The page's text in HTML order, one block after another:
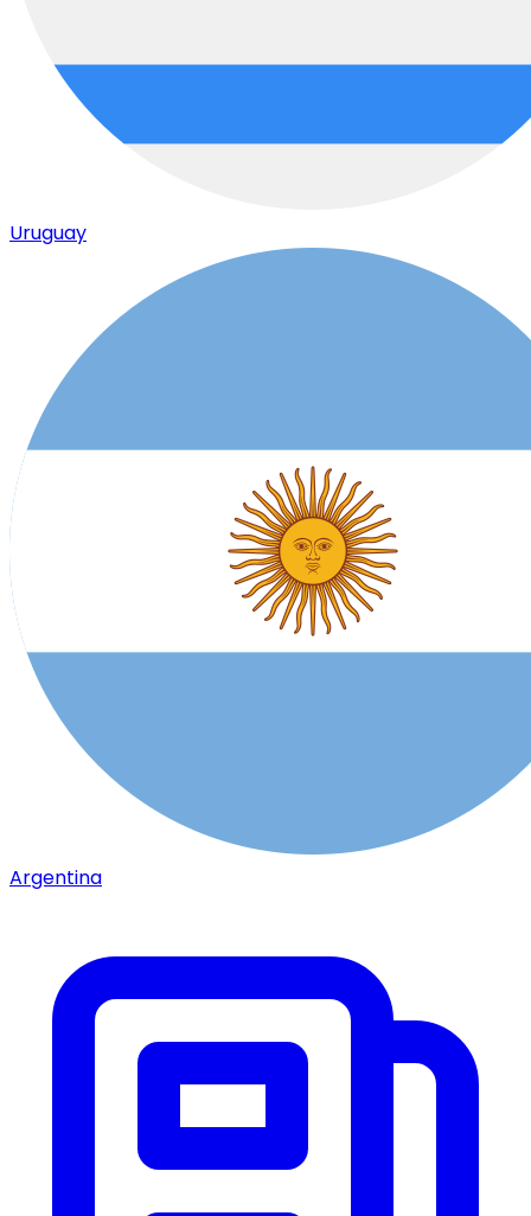
Uruguay
Argentina